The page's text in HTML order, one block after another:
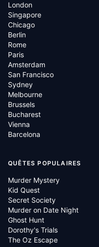
London
Singapore
Chicago
Berlin
Rome
Paris
Amsterdam
San Francisco
Sydney
Melbourne
Brussels
Bucharest
Vienna
Barcelona
QUÊTES POPULAIRES
Murder Mystery
Kid Quest
Secret Society
Murder on Date Night
Ghost Hunt
Dorothy's Trials
The Oz Escape